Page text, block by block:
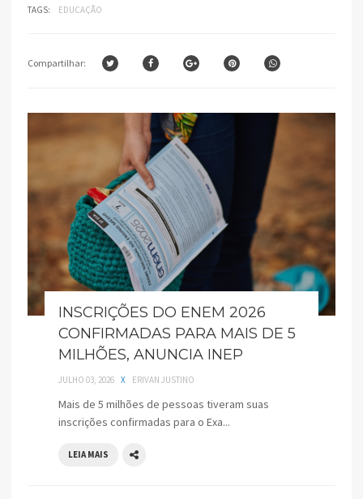
TAGS: EDUCAÇÃO
Compartilhar:
INSCRIÇÕES DO ENEM 2026
CONFIRMADAS PARA MAIS DE 5
MILHÕES, ANUNCIA INEP
JULHO 03, 2026 X ERIVAN JUSTINO
Mais de 5 milhões de pessoas tiveram suas
inscrições confirmadas para o Exa...
LEIA MAIS